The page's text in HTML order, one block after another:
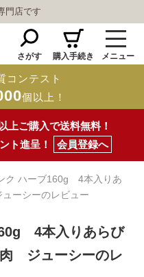
門店です
さがす 購入手続き メニュー
コンテスト
個以上！
上ご購入で送料無料！
ト進呈！
会員登録へ
ク ハーブ160g 4本入りあ
ーシーのレビュー
4本入りあらび
ジューシーのレ